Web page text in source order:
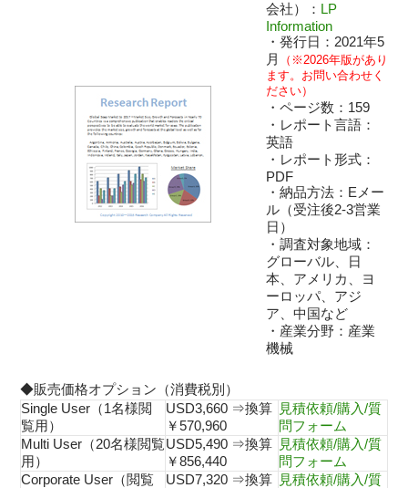
会社）： LP
Information
・発行日：2021年5
月
（※2026年版があり
ます。お問い合わせく
ださい）
・ページ数：159
・レポート言語：
英語
・レポート形式：
PDF
・納品方法：Eメー
ル（受注後2-3営業
日）
・調査対象地域：
グローバル、日
本、アメリカ、ヨ
ーロッパ、アジ
ア、中国など
・産業分野：産業
機械
◆販売価格オプション（消費税別）
Single User（1名様閲
覧用）
USD3,660 ⇒換算
￥570,960
見積依頼/購入/質
問フォーム
Multi User（20名様閲覧
用）
USD5,490 ⇒換算
￥856,440
見積依頼/購入/質
問フォーム
Corporate User（閲覧
USD7,320 ⇒換算 見積依頼/購入/質